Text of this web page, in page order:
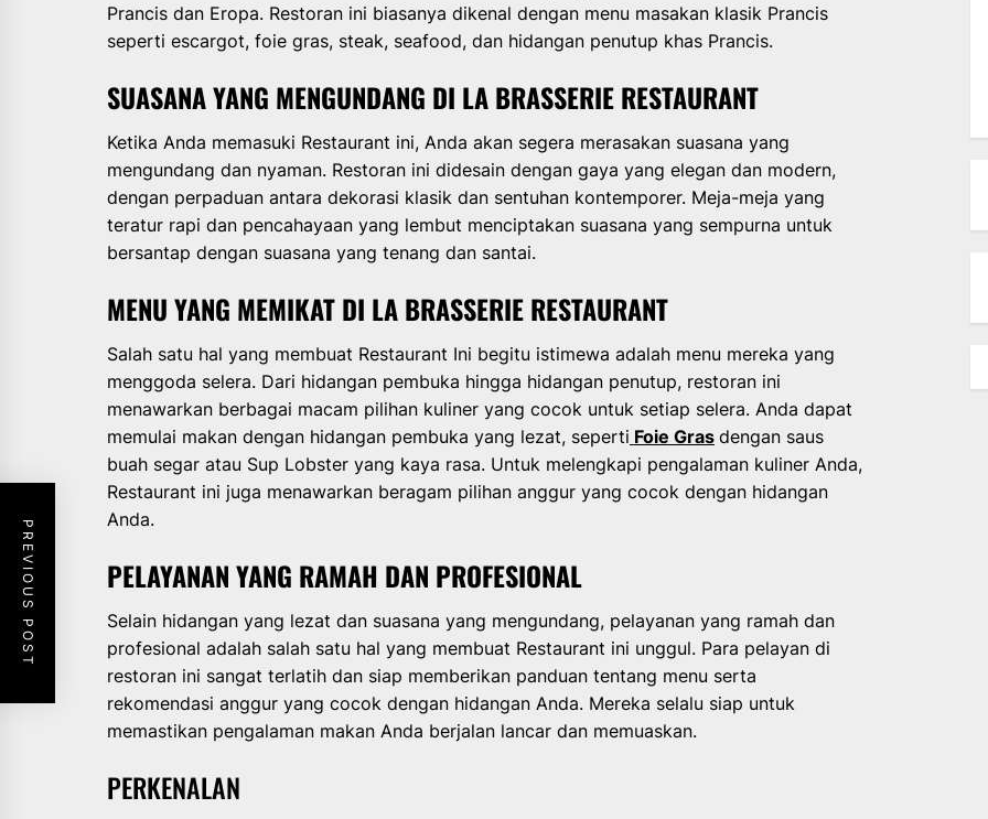
Prancis dan Eropa. Restoran ini biasanya dikenal dengan menu masakan klasik Prancis
seperti escargot, foie gras, steak, seafood, dan hidangan penutup khas Prancis.
SUASANA YANG MENGUNDANG DI LA BRASSERIE RESTAURANT
Ketika Anda memasuki Restaurant ini, Anda akan segera merasakan suasana yang
mengundang dan nyaman. Restoran ini didesain dengan gaya yang elegan dan modern,
dengan perpaduan antara dekorasi klasik dan sentuhan kontemporer. Meja-meja yang
teratur rapi dan pencahayaan yang lembut menciptakan suasana yang sempurna untuk
bersantap dengan suasana yang tenang dan santai.
MENU YANG MEMIKAT DI LA BRASSERIE RESTAURANT
Salah satu hal yang membuat Restaurant Ini begitu istimewa adalah menu mereka yang
menggoda selera. Dari hidangan pembuka hingga hidangan penutup, restoran ini
menawarkan berbagai macam pilihan kuliner yang cocok untuk setiap selera. Anda dapat
memulai makan dengan hidangan pembuka yang lezat, seperti Foie Gras dengan saus
buah segar atau Sup Lobster yang kaya rasa. Untuk melengkapi pengalaman kuliner Anda,
Restaurant ini juga menawarkan beragam pilihan anggur yang cocok dengan hidangan
Anda.
PELAYANAN YANG RAMAH DAN PROFESIONAL
Selain hidangan yang lezat dan suasana yang mengundang, pelayanan yang ramah dan
profesional adalah salah satu hal yang membuat Restaurant ini unggul. Para pelayan di
restoran ini sangat terlatih dan siap memberikan panduan tentang menu serta
rekomendasi anggur yang cocok dengan hidangan Anda. Mereka selalu siap untuk
memastikan pengalaman makan Anda berjalan lancar dan memuaskan.
PERKENALAN
PREVIOUS POST